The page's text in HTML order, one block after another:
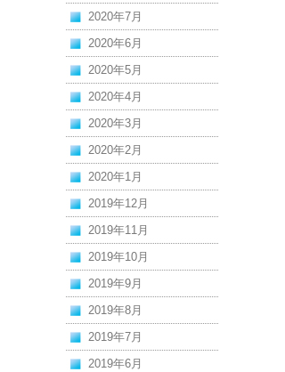
2020年7月
2020年6月
2020年5月
2020年4月
2020年3月
2020年2月
2020年1月
2019年12月
2019年11月
2019年10月
2019年9月
2019年8月
2019年7月
2019年6月